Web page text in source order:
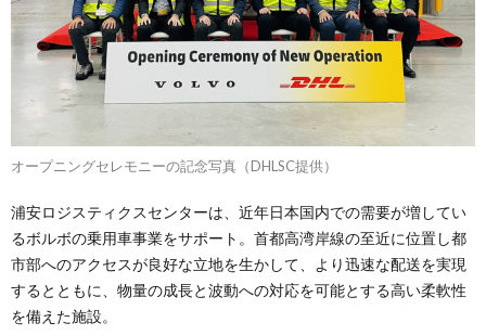
オープニングセレモニーの記念写真（DHLSC提供）
浦安ロジスティクスセンターは、近年日本国内での需要が増してい
るボルボの乗用車事業をサポート。首都高湾岸線の至近に位置し都
市部へのアクセスが良好な立地を生かして、より迅速な配送を実現
するとともに、物量の成長と波動への対応を可能とする高い柔軟性
を備えた施設。